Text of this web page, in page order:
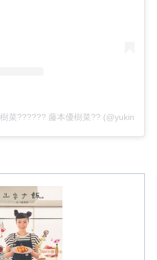
菜?????? 藤本優樹菜??